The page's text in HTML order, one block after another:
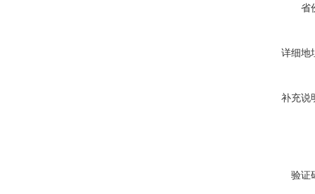
省
详细地
补充说
验证